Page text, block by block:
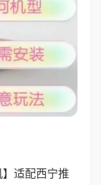
】适配西宁推